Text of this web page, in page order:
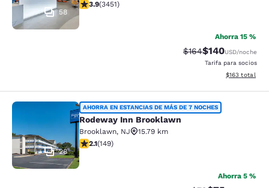
58
calificación de 3.89 estrellas. Bueno. 3451 reseñas
3.9(3451)
Ahorra 15 %
Precio tachado:
$164Precio con
$140USD/noche
Tarifa para socios
Ver detalles
$163 total
Rodeway Inn Brooklawn
28
AHORRA EN ESTANCIAS DE MÁS DE 7 NOCHES
Rodeway Inn Brooklawn
Brooklawn, NJ
15.79 km
calificación de 2.07 estrellas. Feria. 149 reseñas
2.1(149)
Ahorra 5 %